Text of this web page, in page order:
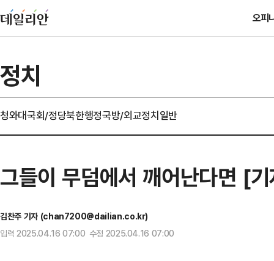
오피
정치
청와대국회/정당북한행정국방/외교정치일반
그들이 무덤에서 깨어난다면 [
김찬주 기자 (chan7200@dailian.co.kr)
입력 2025.04.16 07:00 수정 2025.04.16 07:00